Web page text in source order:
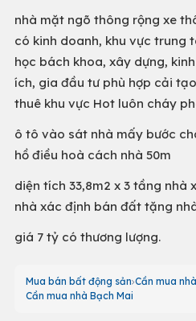
nhà mặt ngõ thông rộng xe
có kinh doanh, khu vực trung
học bách khoa, xây dựng,
ích, gia đầu tư phù hợp cải
thuê khu vực Hot luôn cháy
ô tô vào sát nhà mấy bước
hồ điều hoà cách nhà 50m
diện tích 33,8m2 x 3 tầng nhà
nhà xác định bán đất tặng
giá 7 tỷ có thương lượng.
Mua bán bất động sản Cần mua nhà
Cần mua nhà Bạch Mai